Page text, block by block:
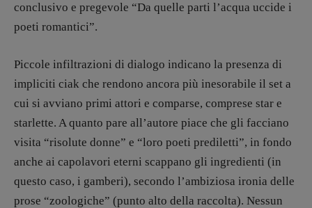
conclusivo e pregevole “Da quelle parti l’acqua uccide i
poeti romantici”.
Piccole infiltrazioni di dialogo indicano la presenza di
impliciti ciak che rendono ancora più inesorabile il set a
cui si avviano primi attori e comparse, comprese star e
starlette. A quanto pare all’autore piace che gli facciano
visita “risolute donne” e “loro poeti prediletti”, in fondo
anche ai capolavori eterni scappano gli ingredienti (in
questo caso, i gamberi), secondo l’ambiziosa ironia delle
prose “zoologiche” (punto alto della raccolta). Nessun